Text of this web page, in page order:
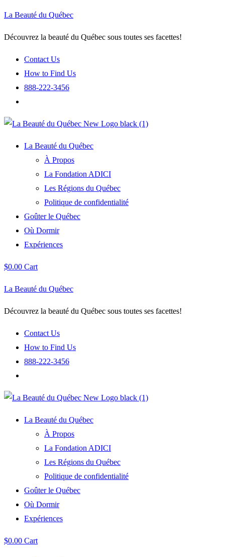
La Beauté du Québec
Découvrez la beauté du Québec sous toutes ses facettes!
Contact Us
How to Find Us
888-222-3456
La Beauté du Québec
À Propos
La Fondation ADICI
Les Régions du Québec
Politique de confidentialité
Goûter le Québec
Où Dormir
Expériences
$0.00 Cart
La Beauté du Québec
Découvrez la beauté du Québec sous toutes ses facettes!
Contact Us
How to Find Us
888-222-3456
La Beauté du Québec
À Propos
La Fondation ADICI
Les Régions du Québec
Politique de confidentialité
Goûter le Québec
Où Dormir
Expériences
$0.00 Cart